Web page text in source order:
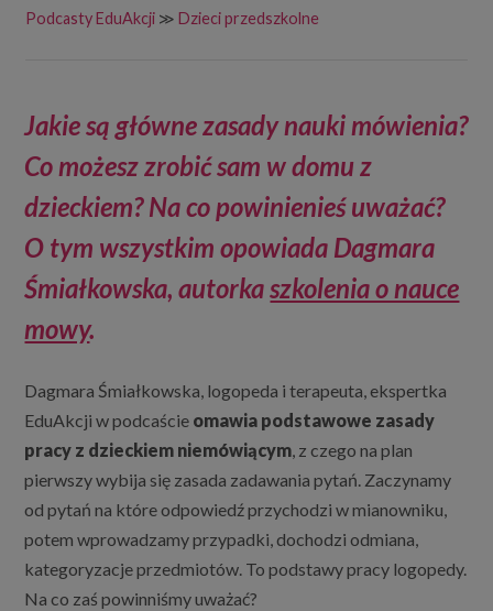
Podcasty EduAkcji≫ Dzieci przedszkolne
Jakie są główne zasady nauki mówienia?
Co możesz zrobić sam w domu z
dzieckiem? Na co powinienieś uważać?
O tym wszystkim opowiada Dagmara
Śmiałkowska, autorkaszkolenia o nauce
mowy.
Dagmara Śmiałkowska, logopeda i terapeuta, ekspertka
EduAkcji w podcaście omawia podstawowe zasady
pracy z dzieckiem niemówiącym, z czego na plan
pierwszy wybija się zasada zadawania pytań. Zaczynamy
od pytań na które odpowiedź przychodzi w mianowniku,
potem wprowadzamy przypadki, dochodzi odmiana,
kategoryzacje przedmiotów. To podstawy pracy logopedy.
Na co zaś powinniśmy uważać?